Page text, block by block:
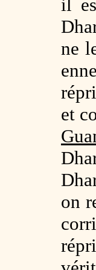
il
ne
et
on